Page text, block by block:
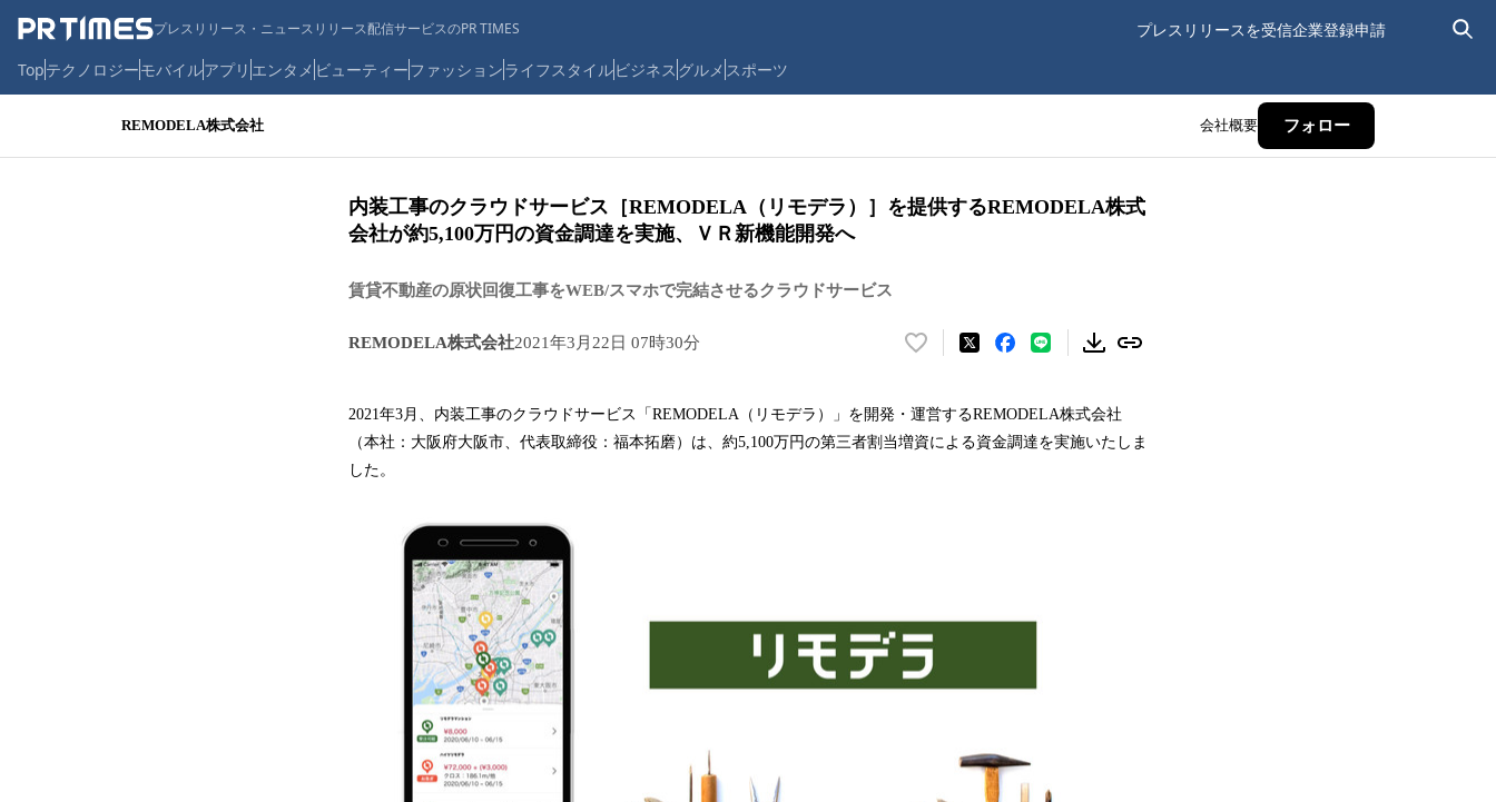
プレスリリース・ニュースリリース配信サービスのPR TIMES プレスリリースを受信企業登録申請
Topテクノロジーモバイルアプリ エンタメ ビューティーファッションライフスタイルビジネス グルメ スポーツ
REMODELA株式会社 会社概要 フォロー
内装工事のクラウドサービス［REMODELA（リモデラ）］を提供するREMODELA株式
会社が約5,100万円の資金調達を実施、ＶＲ新機能開発へ
賃貸不動産の原状回復工事をWEB/スマホで完結させるクラウドサービス
REMODELA株式会社2021年3月22日 07時30分
い
！
数
す
2021年3月、内装工事のクラウドサービス「REMODELA（リモデラ）」を開発・運営するREMODELA株式会社
（本社：大阪府大阪市、代表取締役：福本拓磨）は、約5,100万円の第三者割当増資による資金調達を実施いたしま
した。